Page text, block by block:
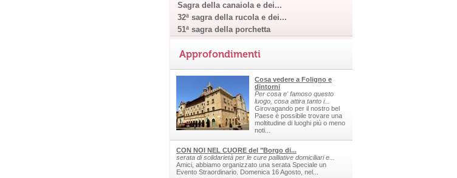
Sagra della canaiola e dei...
32ª sagra della rucola e dei...
51ª sagra della porchetta
Approfondimenti
Cosa vedere a Foligno e
dintorni
Per cosa e' famoso questo
luogo, cosa attira tanto i...
Girovagando per il nostro bel
Paese è possibile trovare una
moltitudine di luoghi più o meno
noti...
CON NOI NEL CUORE del "Borgo di...
serata di solidarietà per le cure palliative domiciliari e...
Amici, abbiamo organizzato una serata Speciale un
Evento Straordinario. Domenica 16 Agosto, nel...